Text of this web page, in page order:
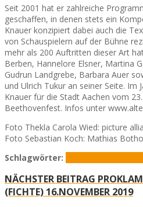
Seit 2001 hat er zahlreiche
geschaffen, in denen stets ein
Knauer konzipiert dabei auch die
von Schauspielern auf der Bühne
mehr als 200 Auftritten dieser Art
Berben, Hannelore Elsner, Martina
Gudrun Landgrebe, Barbara Auer
und Ulrich Tukur an seiner Seite. Im
Knauer für die Stadt Aachen vom
Beethovenfest. Infos unter
Foto Thekla Carola Wied: picture
Foto Sebastian Koch: Mathias
Schlagwörter:
NÄCHSTER BEITRAG
(FICHTE) 16.NOVEMBER 2019